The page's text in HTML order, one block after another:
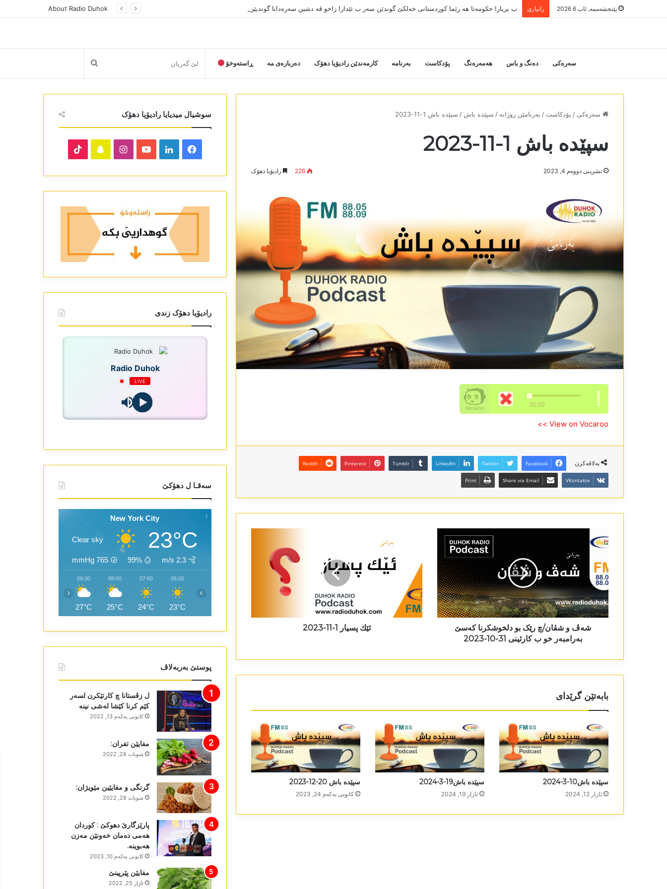
پێنجشەممە, ئاب 6 2026 زانیاری ب بریارا حکومەتا ھە رێما کوردستانی خەلکێ گوندێن سەر ب ئێدارا زاخو ڤە دشین سەرەدانا گوندیێن خو بکەن About Radio Duhok
سەرەکی دەنگ و باس هەمەرەنگ پۆدکاست بەرنامە کارمەندێن رادیۆیا دھۆک دەربارەی مە ڕاستەوخۆ لێ
گەریان
سەرەکی / پۆدکاست / بەرنامێن روژانە / سپێدە باش / سپێدە باش 1-11-2023
سپێدە باش 1-11-2023
تشرینی دووه‌م 4, 2023 226 رادیۆیا دھۆک
View on Vocaroo >>
بەلاڤەکرن Facebook
Twitter
LinkedIn
Tumblr
Pinterest
Reddit
VKontakte
Share via Email
Print
شەڤ و شڤان/چ رێک بو دلخوشکرنا کەسێ
بەرامبەر خو ب کارئینی 31-10-2023
ئێك پسیار 1-11-2023
بابەتێن گرێدای
سپێدە باش10-3-2024
ئازار 12, 2024
سپێدە باش19-3-2024
ئازار 19, 2024
سپێدە باش 20-12-2023
كانونی یه‌كه‌م 24, 2023
سوشیال میدیایا رادیۆیا دھۆک
Facebook
LinkedIn
YouTube
Instagram
Snapchat
رادیۆیا دھۆک زندی
Radio Duhok
LIVE
سەقـا ل دھۆکێ
New York City
23°C
Clear sky
2.3 m/s
99%
765
mmHg
06:00
23°C
07:00
24°C
08:00
25°C
09:00
27°C
‹ ›
پوستێ بەربەلاڤ
ل زڤستانا چ کارتێکرن لسەر
کێم کرنا کێشا لەشی نینە
كانونی یه‌كه‌م 13, 2022
مفایێن تفران:
شوبات 28, 2022
گرنگی و مفایێین مێویژان:
شوبات 28, 2022
پارێزگارێ دھوکێ : کوردان
ھەمی دەمان خەونێن مەزن
ھەبوینە.
كانونی یه‌كه‌م 10, 2023
مفایێن پێرپینێ
ئازار 25, 2022